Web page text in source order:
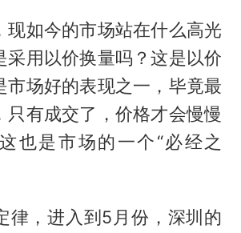
现如今的市场站在什么高光
采用以价换量吗？这是以价
市场好的表现之一，毕竟最
只有成交了，价格才会慢慢
也是市场的一个“必经之
律，进入到5月份，深圳的